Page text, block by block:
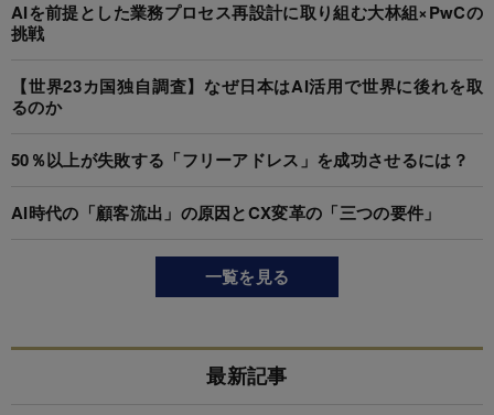
AIを前提とした業務プロセス再設計に取り組む大林組×PwCの
挑戦
【世界23カ国独自調査】なぜ日本はAI活用で世界に後れを取
るのか
50％以上が失敗する「フリーアドレス」を成功させるには？
AI時代の「顧客流出」の原因とCX変革の「三つの要件」
一覧を見る
最新記事